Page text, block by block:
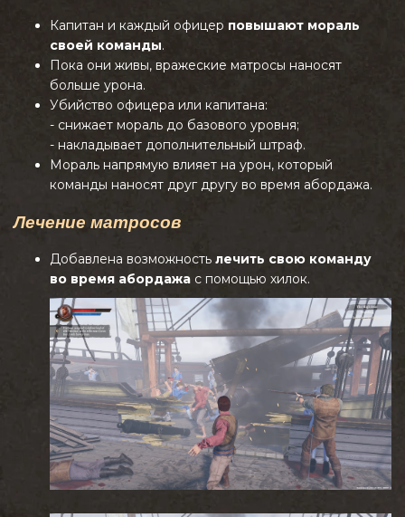
Капитан и каждый офицер повышают мораль
своей команды.
Пока они живы, вражеские матросы наносят
больше урона.
Убийство офицера или капитана:
- снижает мораль до базового уровня;
- накладывает дополнительный штраф.
Мораль напрямую влияет на урон, который
команды наносят друг другу во время абордажа.
Лечение матросов
Добавлена возможность лечить свою команду
во время абордажа с помощью хилок.